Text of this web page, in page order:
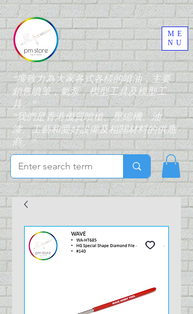
“搜致力為大家各式各樣的噴油，主要
銷售噴筆，氣泵，模型工具及模型工
具。”
“我們是香港優質噴槍、壓縮機、油
漆、工藝和愛好設備及相關材料的供應
商。”
ME
NU